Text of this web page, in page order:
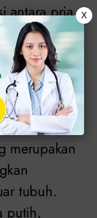
antara pria
umum yang
biasanya
merupakan
tubuh.
putih,
X